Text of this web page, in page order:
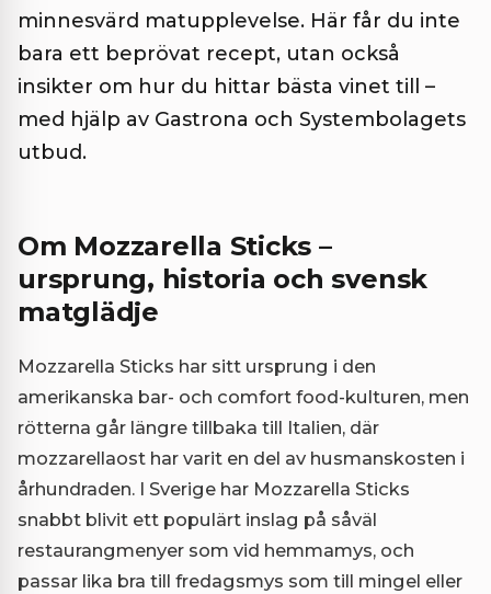
minnesvärd matupplevelse. Här får du inte
bara ett beprövat recept, utan också
insikter om hur du hittar bästa vinet till –
med hjälp av Gastrona och Systembolagets
utbud.
Om Mozzarella Sticks –
ursprung, historia och svensk
matglädje
Mozzarella Sticks har sitt ursprung i den
amerikanska bar- och comfort food-kulturen, men
rötterna går längre tillbaka till Italien, där
mozzarellaost har varit en del av husmanskosten i
århundraden. I Sverige har Mozzarella Sticks
snabbt blivit ett populärt inslag på såväl
restaurangmenyer som vid hemmamys, och
passar lika bra till fredagsmys som till mingel eller